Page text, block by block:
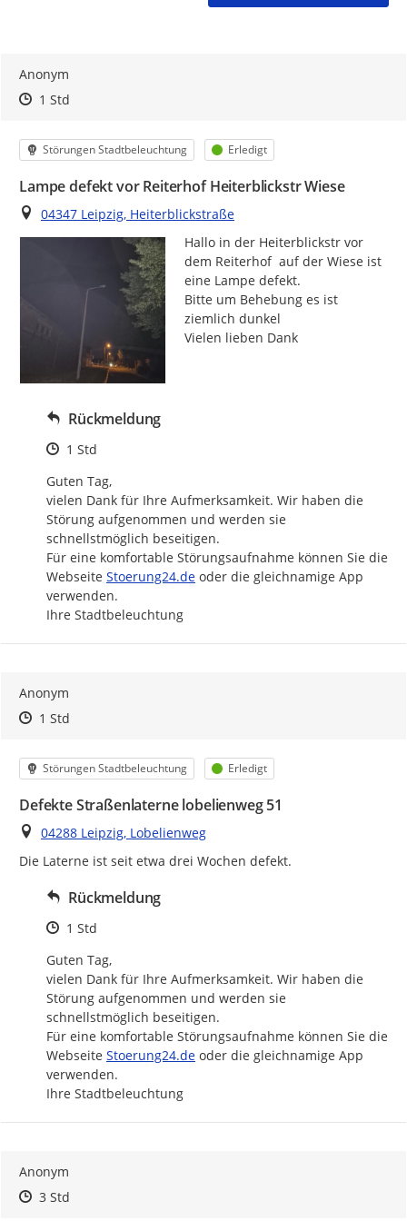
Anonym
Zeitpunkt des Erstellens
Zeitpunkt des Erstellens
1 StdZur Äußerung
Kategorie
Störungen Stadtbeleuchtung Status
Erledigt
Lampe defekt vor Reiterhof Heiterblickstr Wiese
Ort
04347 Leipzig, Heiterblickstraße
Hallo in der Heiterblickstr vor
dem Reiterhof  auf der Wiese ist
eine Lampe defekt.
Bitte um Behebung es ist
ziemlich dunkel
Vielen lieben Dank
Rückmeldung
Zeitpunkt des Erstellens
1 Std
Guten Tag,
vielen Dank für Ihre Aufmerksamkeit. Wir haben die
Störung aufgenommen und werden sie
schnellstmöglich beseitigen.
Für eine komfortable Störungsaufnahme können Sie die
Webseite http://
Stoerung24.de oder die gleichnamige App
verwenden.
Ihre Stadtbeleuchtung
Anonym
Zeitpunkt des Erstellens
Zeitpunkt des Erstellens
1 StdZur Äußerung
Kategorie
Störungen Stadtbeleuchtung Status
Erledigt
Defekte Straßenlaterne lobelienweg 51
Ort
04288 Leipzig, Lobelienweg
Die Laterne ist seit etwa drei Wochen defekt.
Rückmeldung
Zeitpunkt des Erstellens
1 Std
Guten Tag,
vielen Dank für Ihre Aufmerksamkeit. Wir haben die
Störung aufgenommen und werden sie
schnellstmöglich beseitigen.
Für eine komfortable Störungsaufnahme können Sie die
Webseite http://
Stoerung24.de oder die gleichnamige App
verwenden.
Ihre Stadtbeleuchtung
Anonym
Zeitpunkt des Erstellens
Zeitpunkt des Erstellens
3 StdZur Äußerung